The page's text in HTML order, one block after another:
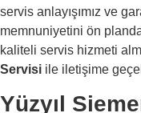
servis anlayışımız ve
memnuniyetini ön
kaliteli servis hizmeti
Servisi ile iletişime
Yüzyıl